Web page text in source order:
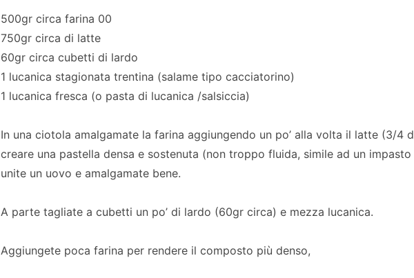
500gr circa farina 00
750gr circa di latte
60gr circa cubetti di lardo
1 lucanica stagionata trentina (salame tipo cacciatorino)
1 lucanica fresca (o pasta di lucanica /salsiccia)
In una ciotola amalgamate la farina aggiungendo un po’ alla volta il latte (3/4
creare una pastella densa e sostenuta (non troppo fluida, simile ad un
unite un uovo e amalgamate bene.
A parte tagliate a cubetti un po’ di lardo (60gr circa) e mezza lucanica.
Aggiungete poca farina per rendere il composto più denso,